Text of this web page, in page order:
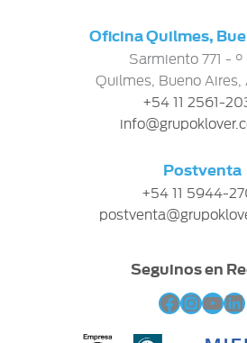
Oficina Quilmes,
Sarmiento 771 -
Quilmes, Bueno Aires,
+54 11 2561-
Postventa
+54 11 5944-
Seguinos en